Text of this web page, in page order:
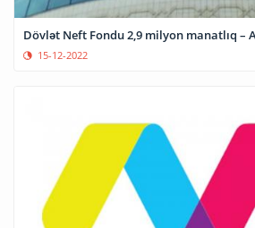
Dövlət Neft Fondu 2,9 milyon manatlıq –
15-12-2022